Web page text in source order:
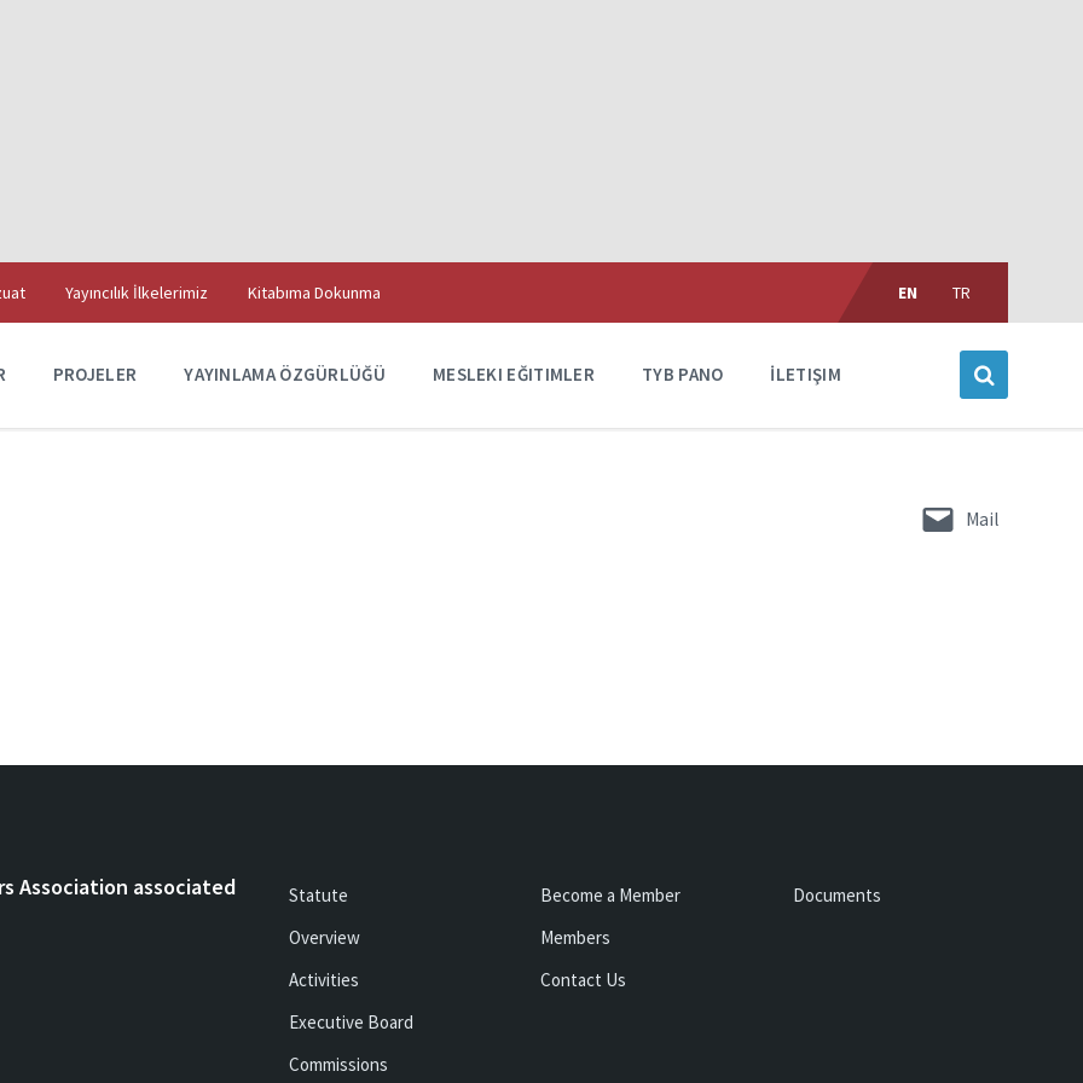
Yayıncılık İlkelerimiz
Kitabıma Dokunma
Choose
language:
EN TR
PROJELER YAYINLAMA ÖZGÜRLÜĞÜ MESLEKI EĞITIMLER TYB PANO İLETIŞIM
Mail
Association associated
Statute
Overview
Activities
Executive Board
Commissions
Become a Member
Members
Contact Us
Documents